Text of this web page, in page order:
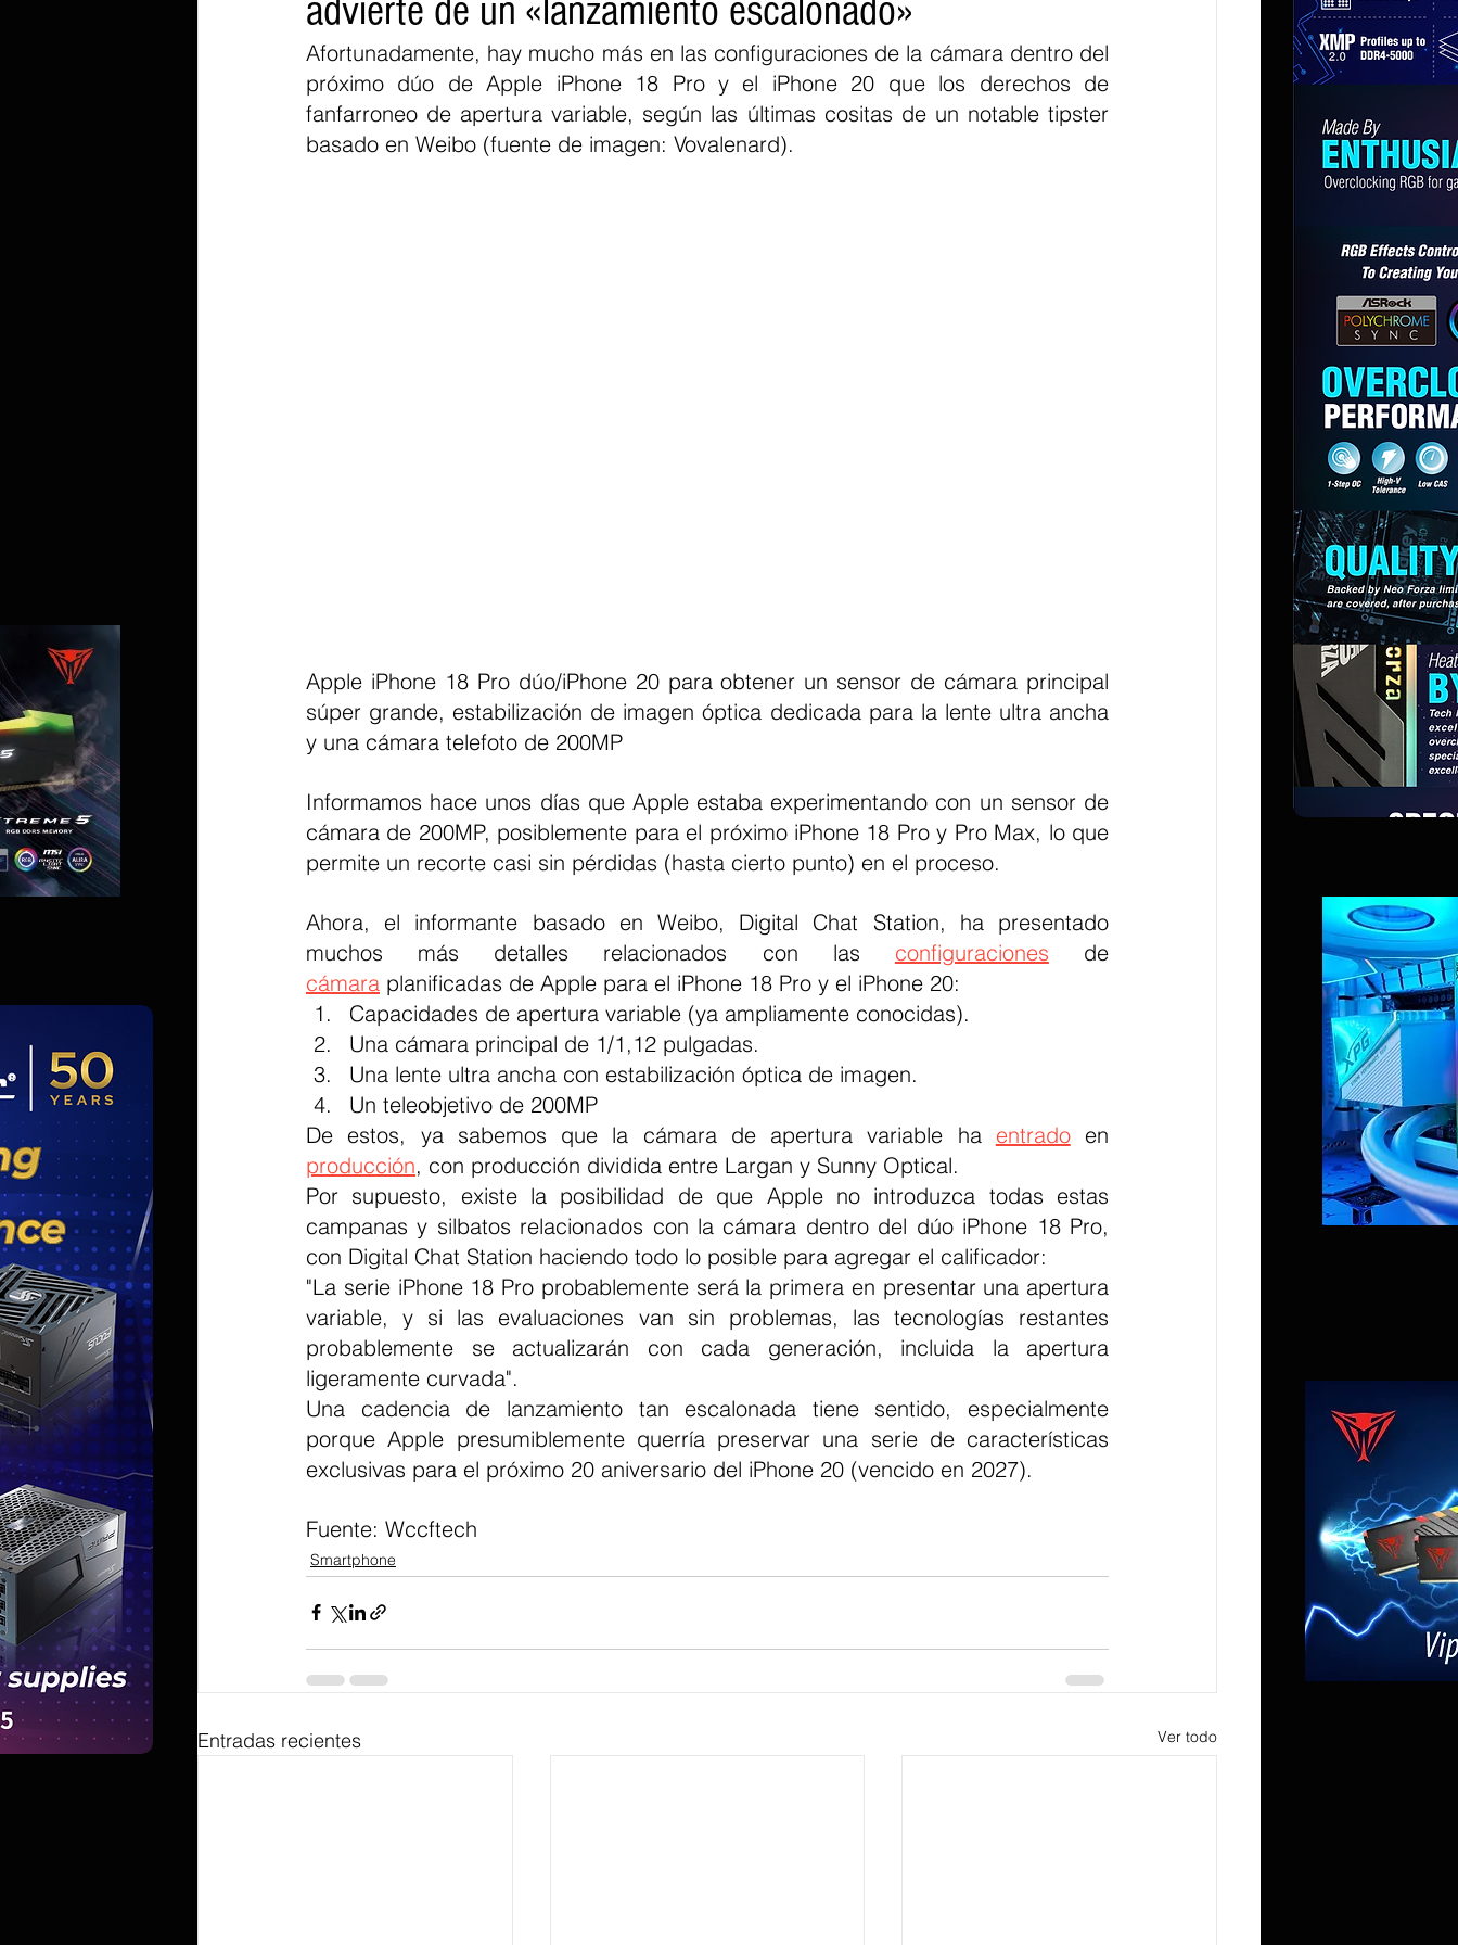
advierte de un «lanzamiento escalonado»
Afortunadamente, hay mucho más en las configuraciones de la cámara dentro del
próximo dúo de Apple iPhone 18 Pro y el iPhone 20 que los derechos de
fanfarroneo de apertura variable, según las últimas cositas de un notable tipster
basado en Weibo (fuente de imagen: Vovalenard).
Apple iPhone 18 Pro dúo/iPhone 20 para obtener un sensor de cámara principal
súper grande, estabilización de imagen óptica dedicada para la lente ultra ancha
y una cámara telefoto de 200MP
Informamos hace unos días que Apple estaba experimentando con un sensor de
cámara de 200MP, posiblemente para el próximo iPhone 18 Pro y Pro Max, lo que
permite un recorte casi sin pérdidas (hasta cierto punto) en el proceso.
Ahora, el informante basado en Weibo, Digital Chat Station, ha presentado
muchos más detalles relacionados con las configuraciones
cámara planificadas de Apple para el iPhone 18 Pro y el iPhone 20:
Capacidades de apertura variable (ya ampliamente conocidas).
Una cámara principal de 1/1,12 pulgadas.
Una lente ultra ancha con estabilización óptica de imagen.
Un teleobjetivo de 200MP
De estos, ya sabemos que la cámara de apertura variable ha entrado
producción, con producción dividida entre Largan y Sunny Optical.
Por supuesto, existe la posibilidad de que Apple no introduzca todas estas
campanas y silbatos relacionados con la cámara dentro del dúo iPhone 18 Pro,
con Digital Chat Station haciendo todo lo posible para agregar el calificador:
"La serie iPhone 18 Pro probablemente será la primera en presentar una apertura
variable, y si las evaluaciones van sin problemas, las tecnologías restantes
probablemente se actualizarán con cada generación, incluida la apertura
ligeramente curvada".
Una cadencia de lanzamiento tan escalonada tiene sentido, especialmente
porque Apple presumiblemente querría preservar una serie de características
exclusivas para el próximo 20 aniversario del iPhone 20 (vencido en 2027).
Fuente: Wccftech
Smartphone
Entradas recientes Ver todo